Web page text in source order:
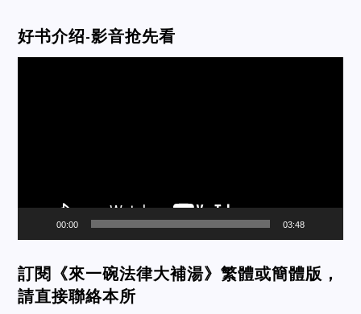
好书介绍-影音抢先看
00:00 03:48
訂閱《來一碗法律大補湯》繁體或簡體版，
請直接聯絡本所